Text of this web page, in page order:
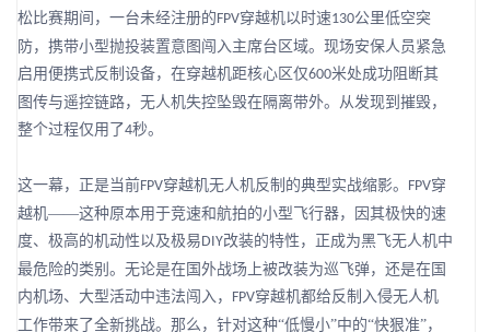
松比赛期间，一台未经注册的FPV穿越机以时速130公里低空突
防，携带小型抛投装置意图闯入主席台区域。现场安保人员紧急
启用便携式反制设备，在穿越机距核心区仅600米处成功阻断其
图传与遥控链路，无人机失控坠毁在隔离带外。从发现到摧毁，
整个过程仅用了4秒。
这一幕，正是当前FPV穿越机无人机反制的典型实战缩影。 FPV穿
越机——这种原本用于竞速和航拍的小型飞行器，因其极快的速
度、极高的机动性以及极易DIY改装的特性，正成为黑飞无人机中
最危险的类别。无论是在国外战场上被改装为巡飞弹，还是在国
内机场、大型活动中违法闯入， FPV穿越机都给反制入侵无人机
工作带来了全新挑战。那么，针对这种“低慢小”中的“快狠准”，